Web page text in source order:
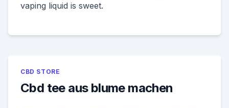
vaping liquid is sweet.
CBD STORE
Cbd tee aus blume machen